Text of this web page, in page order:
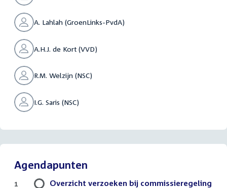
A. Lahlah (GroenLinks-PvdA)
A.H.J. de Kort (VVD)
R.M. Welzijn (NSC)
I.G. Saris (NSC)
Agendapunten
Overzicht verzoeken bij commissieregeling
1